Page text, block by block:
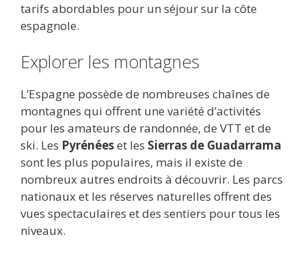
tarifs abordables pour un séjour sur la côte
espagnole.
Explorer les montagnes
L’Espagne possède de nombreuses chaînes de
montagnes qui offrent une variété d’activités
pour les amateurs de randonnée, de VTT et de
ski. Les Pyrénéeset les Sierras de Guadarrama
sont les plus populaires, mais il existe de
nombreux autres endroits à découvrir. Les parcs
nationaux et les réserves naturelles offrent des
vues spectaculaires et des sentiers pour tous les
niveaux.